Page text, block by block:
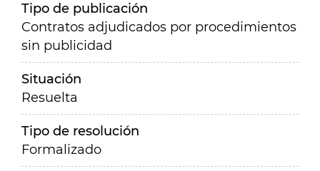
Tipo de publicación
Contratos adjudicados por procedimientos
sin publicidad
Situación
Resuelta
Tipo de resolución
Formalizado